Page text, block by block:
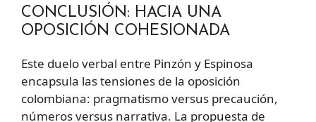
CONCLUSIÓN: HACIA UNA
OPOSICIÓN COHESIONADA
Este duelo verbal entre Pinzón y Espinosa
encapsula las tensiones de la oposición
colombiana: pragmatismo versus precaución,
números versus narrativa. La propuesta de